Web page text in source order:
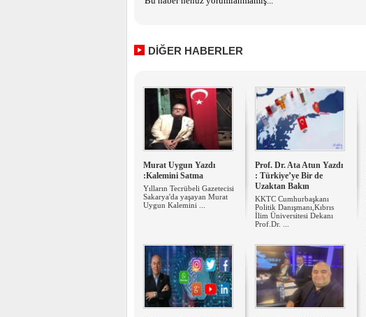
DİĞER HABERLER
Murat Uygun Yazdı
:Kalemini Satma
Yılların Tecrübeli Gazetecisi
Sakarya'da yaşayan Murat
Uygun Kalemini ...
Prof. Dr. Ata Atun Yazdı
: Türkiye’ye Bir de
Uzaktan Bakın
KKTC Cumhurbaşkanı
Politik Danışmanı,Kıbrıs
İlim Üniversitesi Dekanı
Prof.Dr. ...